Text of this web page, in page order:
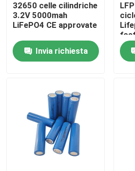
Casa
Mostra VR
Chi siamo
32650 celle cilindriche
3.2V 5000mah
LiFePO4 CE approvate
Invia richiesta
3.2v